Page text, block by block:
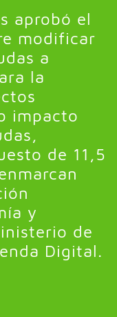
aprobó el
modificar
a
la
impacto
de 11,5
y
de
Digital.